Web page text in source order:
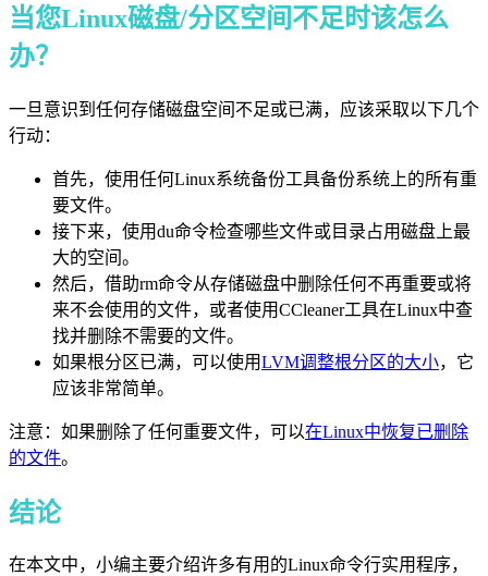
当您Linux磁盘/分区空间不足时该怎么
办？
一旦意识到任何存储磁盘空间不足或已满，应该采取以下几个
行动：
首先，使用任何Linux系统备份工具备份系统上的所有重
要文件。
接下来，使用du命令检查哪些文件或目录占用磁盘上最
大的空间。
然后，借助rm命令从存储磁盘中删除任何不再重要或将
来不会使用的文件，或者使用CCleaner工具在Linux中查
找并删除不需要的文件。
如果根分区已满，可以使用LVM调整根分区的大小，它
应该非常简单。
注意：如果删除了任何重要文件，可以在Linux中恢复已删除
的文件。
结论
在本文中，小编主要介绍许多有用的Linux命令行实用程序，